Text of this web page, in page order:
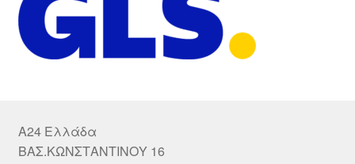
A24 Ελλάδα
ΒΑΣ.ΚΩΝΣΤΑΝΤΙΝΟΥ 16